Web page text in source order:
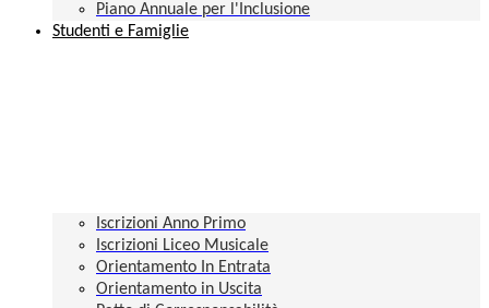
Piano Annuale per l'Inclusione
Studenti e Famiglie
Iscrizioni Anno Primo
Iscrizioni Liceo Musicale
Orientamento In Entrata
Orientamento in Uscita